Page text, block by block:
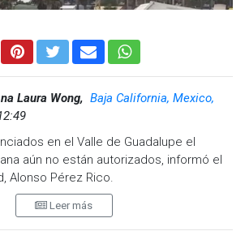
Laura Wong, Baja California, Mexico,
en el Valle de Guadalupe el
aún no están autorizados, informó el
Alonso Pérez Rico.
de no inconveniente e invito a que se
Leer más